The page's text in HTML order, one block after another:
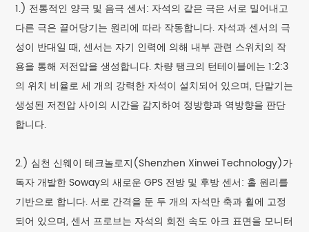
1.) 전통적인 양극 및 음극 센서: 자석의 같은 극은 서로 밀어내고
다른 극은 끌어당기는 원리에 따라 작동합니다. 자석과 센서의 극
성이 반대일 때, 센서는 자기 인력에 의해 내부 관련 스위치의 작
용을 통해 저전압을 생성합니다. 차량 탱크의 턴테이블에는 1:2:3
의 위치 비율로 세 개의 강력한 자석이 설치되어 있으며, 단말기는
생성된 저전압 사이의 시간을 감지하여 정방향과 역방향을 판단
합니다.
2.) 심천 신웨이 테크놀로지(Shenzhen Xinwei Technology)가
독자 개발한 Soway의 새로운 GPS 전방 및 후방 센서: 홀 원리를
기반으로 합니다. 서로 간격을 둔 두 개의 자석만 축과 휠에 고정
되어 있으며, 센서 프로브는 자석의 회전 속도 아크 표면을 모니터